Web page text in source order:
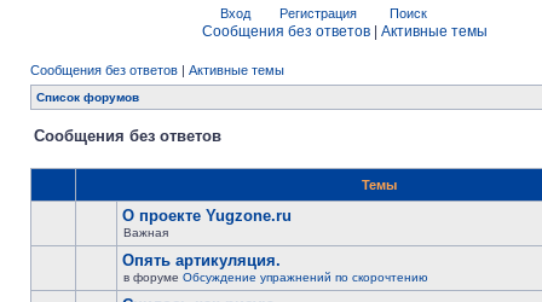
Вход Регистрация Поиск
Сообщения без ответов Активные темы
Сообщения без ответов | Активные темы
Список форумов
Сообщения без ответов
Темы
О проекте Yugzone.ru
Важная
Опять артикуляция.
в форуме Обсуждение упражнений по скорочтению